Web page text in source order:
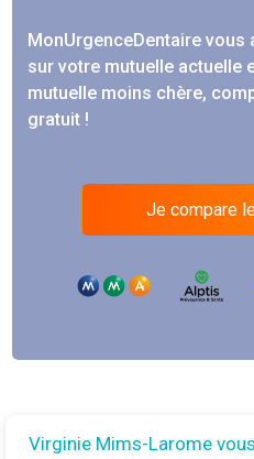
MonUrgenceDentaire vous
sur votre mutuelle actuelle
mutuelle moins chère,
gratuit !
Je compare
Virginie Mims-Larome